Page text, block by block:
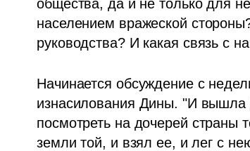
общества, да и не только для
населением вражеской
руководства? И какая связь с
Начинается обсуждение с
изнасилования Дины. "И вышла
посмотреть на дочерей
земли той, и взял ее, и лег с